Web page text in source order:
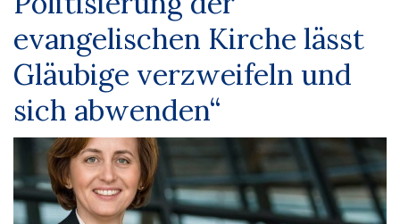
evangelischen Kirche lässt
Gläubige verzweifeln und
sich abwenden“